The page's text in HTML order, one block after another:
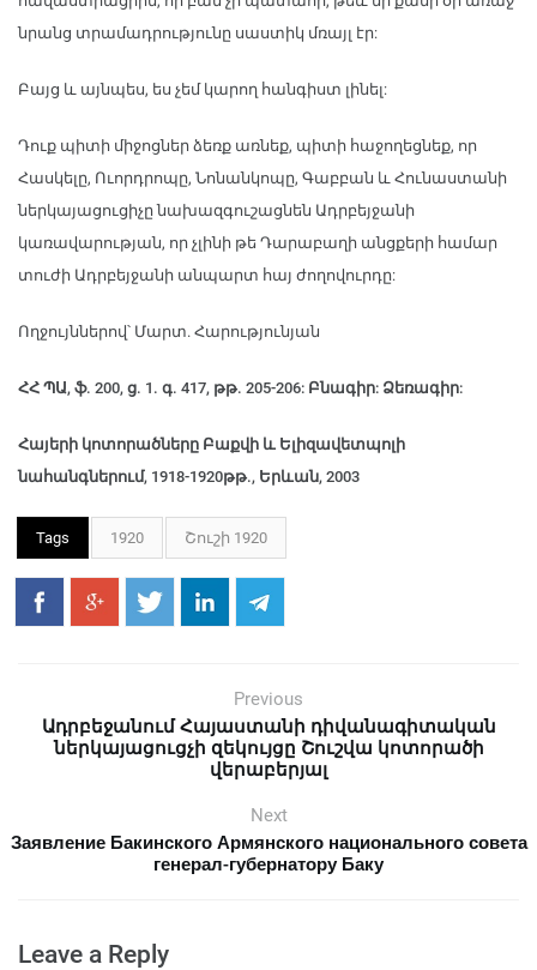
նրանց տրամադրությունը սաստիկ մռայլ էր:
Բայց և այնպես, ես չեմ կարող հանգիստ լինել:
Դուք պիտի միջոցներ ձեռք առնեք, պիտի հաջողեցնեք, որ
Հասկելը, Ուորդրոպը, Նոնանկոպը, Գաբբան և Հունաստանի
ներկայացուցիչը նախազգուշացնեն Ադրբեյջանի
կառավարության, որ չլինի թե Դարաբաղի անցքերի համար
տուժի Ադրբեյջանի անպարտ հայ ժողովուրդը:
Ողջույններով՝ Մարտ. Հարությունյան
ՀՀ ՊԱ, ֆ. 200, ց. 1. գ. 417, թթ. 205-206: Բնագիր: Ձեռագիր:
Հայերի կոտորածները Բաքվի և Ելիզավետպոլի
նահանգներում, 1918-1920թթ., Երևան, 2003
Tags 1920 Շուշի 1920
Previous
Ադրբեջանում Հայաստանի դիվանագիտական
ներկայացուցչի զեկույցը Շուշվա կոտորածի
վերաբերյալ
Next
Заявление Бакинского Армянского национального совета
генерал-губернатору Баку
Leave a Reply